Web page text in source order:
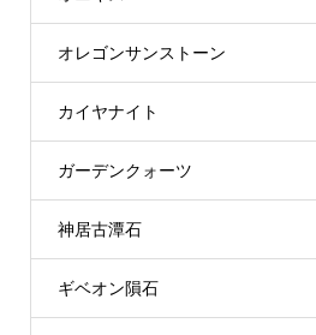
オレゴンサンストーン
カイヤナイト
ガーデンクォーツ
神居古潭石
ギベオン隕石